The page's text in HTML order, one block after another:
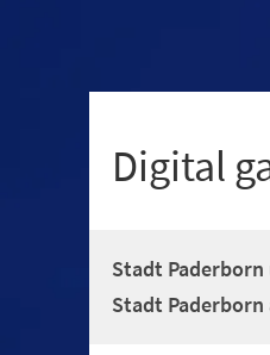
Digital
Stadt Paderborn
Stadt Paderborn